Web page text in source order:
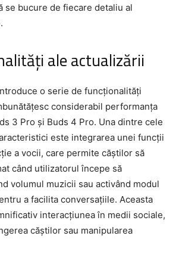
se bucure de fiecare detaliu al
ale actualizării
o serie de funcționalități
considerabil performanța
3 Pro și Buds 4 Pro. Una dintre cele
este integrarea unei funcții
a vocii, care permite căștilor să
când utilizatorul începe să
volumul muzicii sau activând modul
a facilita conversațiile. Aceasta
interacțiunea în medii sociale,
căștilor sau manipularea